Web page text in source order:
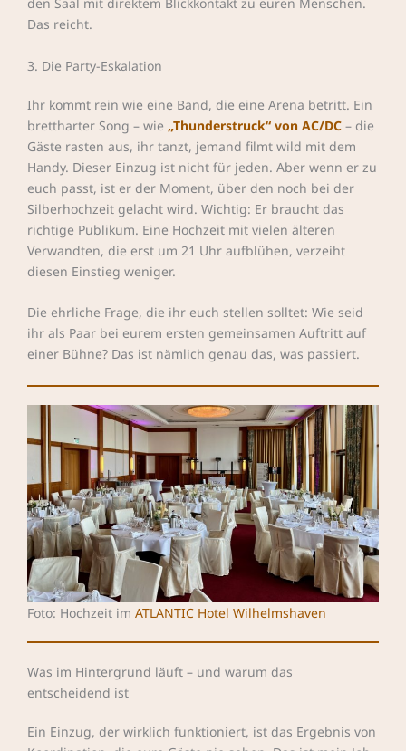
den Saal mit direktem Blickkontakt zu euren Menschen.
Das reicht.
3. Die Party-Eskalation
Ihr kommt rein wie eine Band, die eine Arena betritt. Ein
brettharter Song – wie „Thunderstruck“ von AC/DC – die
Gäste rasten aus, ihr tanzt, jemand filmt wild mit dem
Handy. Dieser Einzug ist nicht für jeden. Aber wenn er zu
euch passt, ist er der Moment, über den noch bei der
Silberhochzeit gelacht wird. Wichtig: Er braucht das
richtige Publikum. Eine Hochzeit mit vielen älteren
Verwandten, die erst um 21 Uhr aufblühen, verzeiht
diesen Einstieg weniger.
Die ehrliche Frage, die ihr euch stellen solltet: Wie seid
ihr als Paar bei eurem ersten gemeinsamen Auftritt auf
einer Bühne? Das ist nämlich genau das, was passiert.
Foto: Hochzeit im ATLANTIC Hotel Wilhelmshaven
Was im Hintergrund läuft – und warum das
entscheidend ist
Ein Einzug, der wirklich funktioniert, ist das Ergebnis von